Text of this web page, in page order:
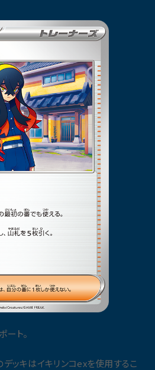
ト。
ッキはイキリンコexを使用するこ